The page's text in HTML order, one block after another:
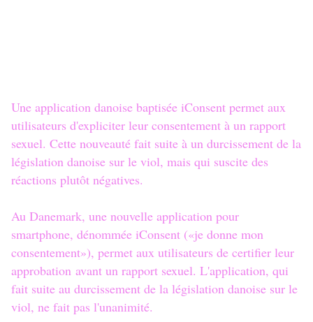
Une application danoise baptisée iConsent permet aux
utilisateurs d'expliciter leur consentement à un rapport
sexuel. Cette nouveauté fait suite à un durcissement de la
législation danoise sur le viol, mais qui suscite des
réactions plutôt négatives.
Au Danemark, une nouvelle application pour
smartphone, dénommée iConsent («je donne mon
consentement»), permet aux utilisateurs de certifier leur
approbation avant un rapport sexuel. L'application, qui
fait suite au durcissement de la législation danoise sur le
viol, ne fait pas l'unanimité.